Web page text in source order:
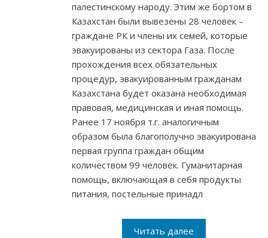
палестинскому народу. Этим же бортом в
Казахстан были вывезены 28 человек –
граждане РК и члены их семей, которые
эвакуированы из сектора Газа. После
прохождения всех обязательных
процедур, эвакуированным гражданам
Казахстана будет оказана необходимая
правовая, медицинская и иная помощь.
Ранее 17 ноября т.г. аналогичным
образом была благополучно эвакуирована
первая группа граждан общим
количеством 99 человек. Гуманитарная
помощь, включающая в себя продукты
питания, постельные принадл
Читать далее